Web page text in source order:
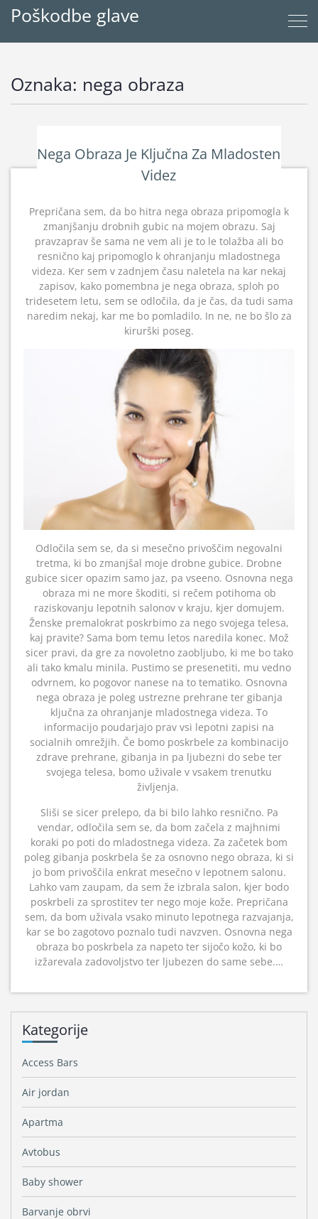
Poškodbe glave
Oznaka: nega obraza
Nega Obraza Je Ključna Za Mladosten
Videz
Prepričana sem, da bo hitra nega obraza pripomogla k
zmanjšanju drobnih gubic na mojem obrazu. Saj
pravzaprav še sama ne vem ali je to le tolažba ali bo
resnično kaj pripomoglo k ohranjanju mladostnega
videza. Ker sem v zadnjem času naletela na kar nekaj
zapisov, kako pomembna je nega obraza, sploh po
tridesetem letu, sem se odločila, da je čas, da tudi sama
naredim nekaj, kar me bo pomladilo. In ne, ne bo šlo za
kirurški poseg.
Odločila sem se, da si mesečno privoščim negovalni
tretma, ki bo zmanjšal moje drobne gubice. Drobne
gubice sicer opazim samo jaz, pa vseeno. Osnovna nega
obraza mi ne more škoditi, si rečem potihoma ob
raziskovanju lepotnih salonov v kraju, kjer domujem.
Ženske premalokrat poskrbimo za nego svojega telesa,
kaj pravite? Sama bom temu letos naredila konec. Mož
sicer pravi, da gre za novoletno zaobljubo, ki me bo tako
ali tako kmalu minila. Pustimo se presenetiti, mu vedno
odvrnem, ko pogovor nanese na to tematiko. Osnovna
nega obraza je poleg ustrezne prehrane ter gibanja
ključna za ohranjanje mladostnega videza. To
informacijo poudarjajo prav vsi lepotni zapisi na
socialnih omrežjih. Če bomo poskrbele za kombinacijo
zdrave prehrane, gibanja in pa ljubezni do sebe ter
svojega telesa, bomo uživale v vsakem trenutku
življenja.
Sliši se sicer prelepo, da bi bilo lahko resnično. Pa
vendar, odločila sem se, da bom začela z majhnimi
koraki po poti do mladostnega videza. Za začetek bom
poleg gibanja poskrbela še za osnovno nego obraza, ki si
jo bom privoščila enkrat mesečno v lepotnem salonu.
Lahko vam zaupam, da sem že izbrala salon, kjer bodo
poskrbeli za sprostitev ter nego moje kože. Prepričana
sem, da bom uživala vsako minuto lepotnega razvajanja,
kar se bo zagotovo poznalo tudi navzven. Osnovna nega
obraza bo poskrbela za napeto ter sijočo kožo, ki bo
izžarevala zadovoljstvo ter ljubezen do same sebe.…
Kategorije
Access Bars
Air jordan
Apartma
Avtobus
Baby shower
Barvanje obrvi